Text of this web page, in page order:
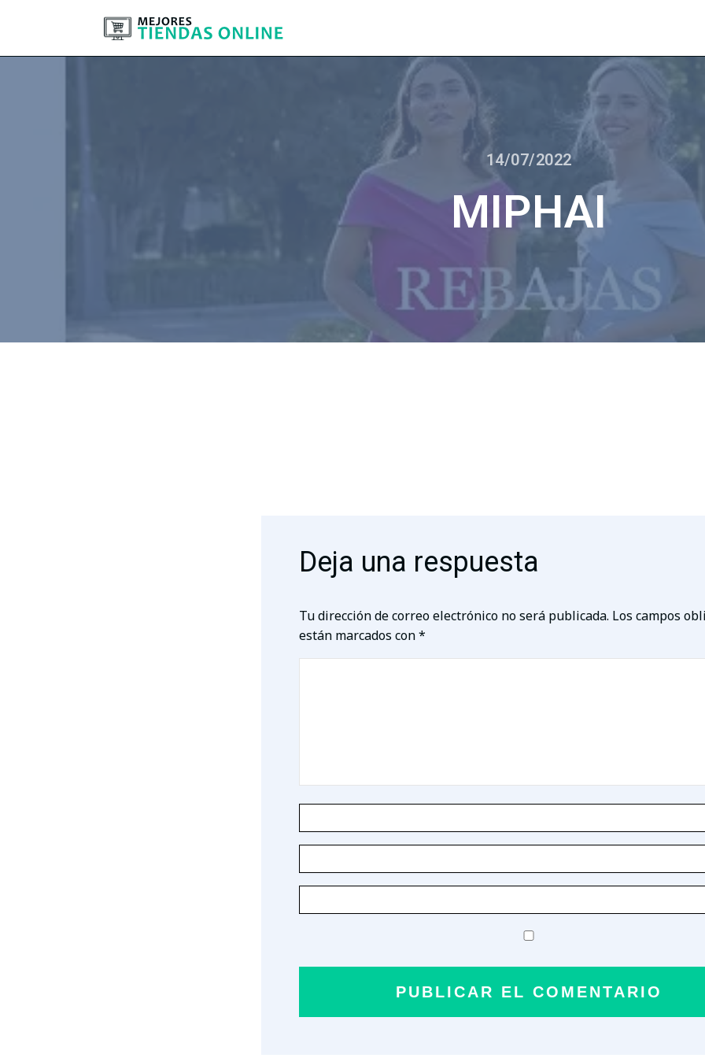
14/07/2022
MIPHAI
Deja una respuesta
Tu dirección de correo electrónico no será publicada. Los campos
están marcados con*